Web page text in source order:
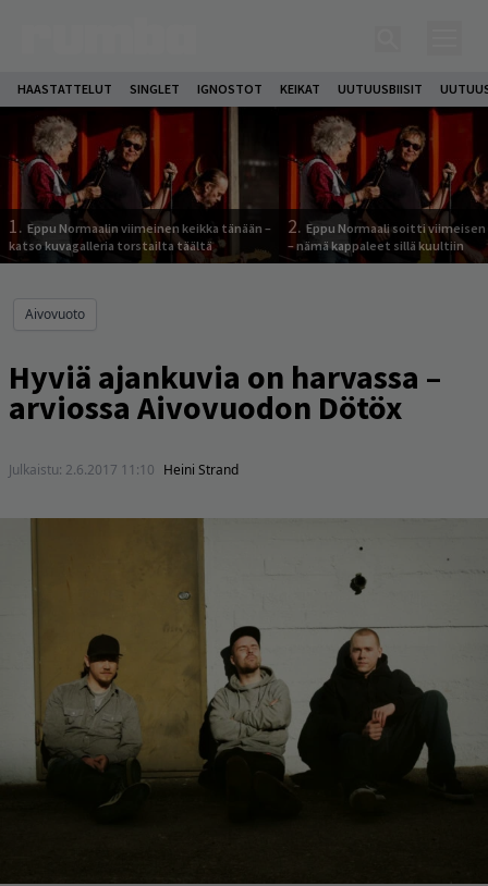
HAASTATTELUT SINGLET IGNOSTOT KEIKAT UUTUUSBIISIT
1. Eppu Normaalin viimeinen keikka tänään –
katso kuvagalleria torstailta täältä
2. Eppu Normaali soitti viimeisen
– nämä kappaleet sillä kuultiin
Aivovuoto
Hyviä ajankuvia on harvassa –
arviossa Aivovuodon Dötöx
Julkaistu: 2.6.2017 11:10 Heini Strand